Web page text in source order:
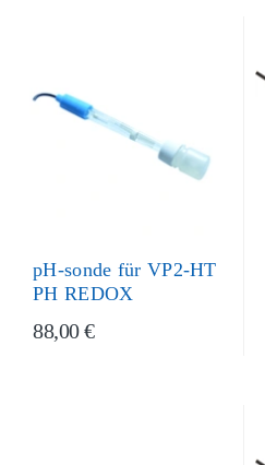
pH-sonde für VP2-HT
PH REDOX
88,00 €